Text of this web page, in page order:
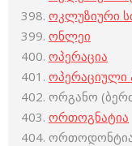
ოკლუზიური
ონლეი
ოპერაცია
ორგანო
ორთოგნატია